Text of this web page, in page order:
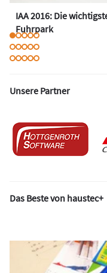
IAA 2016: Die
Fuhrpark
Unsere Partner
Das Beste von haustec+